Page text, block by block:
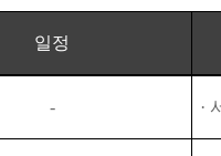
일정
- ·